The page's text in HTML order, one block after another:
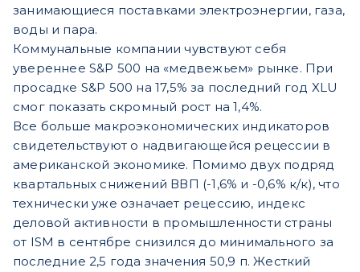
занимающиеся поставками электроэнергии, газа,
воды и пара.
Коммунальные компании чувствуют себя
увереннее S&P 500 на «медвежьем» рынке. При
просадке S&P 500 на 17,5% за последний год XLU
смог показать скромный рост на 1,4%.
Все больше макроэкономических индикаторов
свидетельствуют о надвигающейся рецессии в
американской экономике. Помимо двух подряд
квартальных снижений ВВП (-1,6% и -0,6% к/к), что
технически уже означает рецессию, индекс
деловой активности в промышленности страны
от ISM в сентябре снизился до минимального за
последние 2,5 года значения 50,9 п. Жесткий